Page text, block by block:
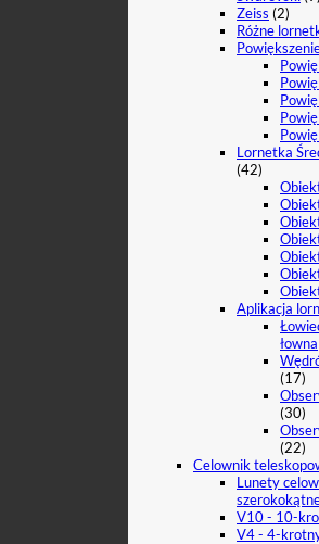
Zeiss (2)
Różne
Lornetka
(42)
Aplikacja
łowna
(17)
(30)
(22)
Celownik
Lunety
V10 - 10-
V4 - 4-